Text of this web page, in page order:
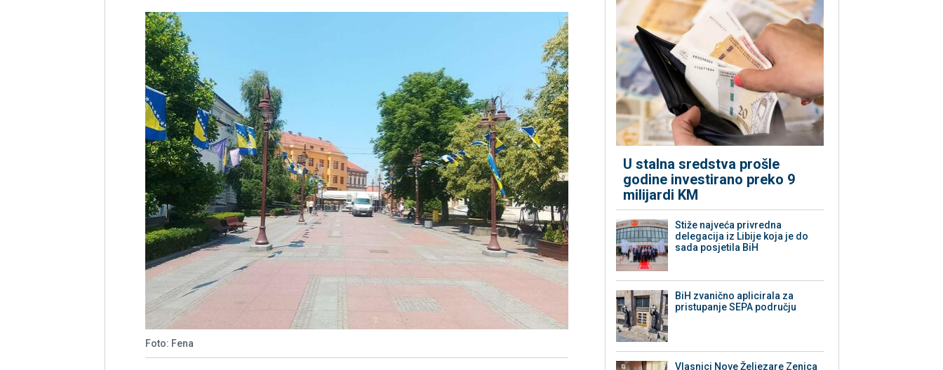
Foto: Fena
U stalna sredstva prošle
godine investirano preko 9
milijardi KM
Stiže najveća privredna
delegacija iz Libije koja je do
sada posjetila BiH
BiH zvanično aplicirala za
pristupanje SEPA području
Vlasnici Nove Željezare Zenica